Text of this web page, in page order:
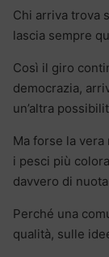
Chi arriva trova
lascia sempre
Così il giro
democrazia,
un’altra
Ma forse la
i pesci più
davvero di
Perché una
qualità, sulle